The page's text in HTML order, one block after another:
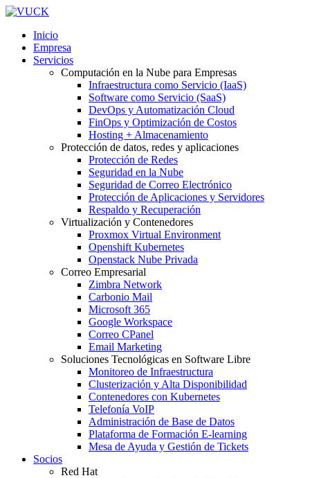
Inicio
Empresa
Servicios
Computación en la Nube para Empresas
Infraestructura como Servicio (IaaS)
Software como Servicio (SaaS)
DevOps y Automatización Cloud
FinOps y Optimización de Costos
Hosting + Almacenamiento
Protección de datos, redes y aplicaciones
Protección de Redes
Seguridad en la Nube
Seguridad de Correo Electrónico
Protección de Aplicaciones y Servidores
Respaldo y Recuperación
Virtualización y Contenedores
Proxmox Virtual Environment
Openshift Kubernetes
Openstack Nube Privada
Correo Empresarial
Zimbra Network
Carbonio Mail
Microsoft 365
Google Workspace
Correo CPanel
Email Marketing
Soluciones Tecnológicas en Software Libre
Monitoreo de Infraestructura
Clusterización y Alta Disponibilidad
Contenedores con Kubernetes
Telefonía VoIP
Administración de Base de Datos
Plataforma de Formación E-learning
Mesa de Ayuda y Gestión de Tickets
Socios
Red Hat